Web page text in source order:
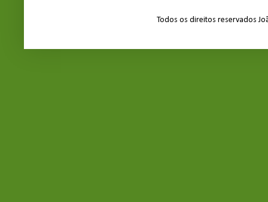
Todos os direitos reservados